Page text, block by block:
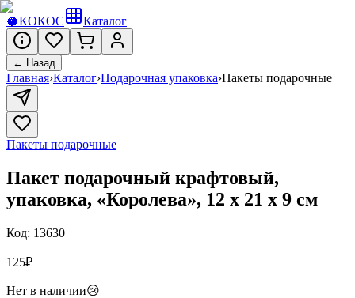
🥥КОКОС Каталог
← Назад
Главная›Каталог›Подарочная упаковка›Пакеты подарочные
Пакеты подарочные
Пакет подарочный крафтовый,
упаковка, «Королева», 12 х 21 х 9 см
Код: 13630
125₽
Нет в наличии😢